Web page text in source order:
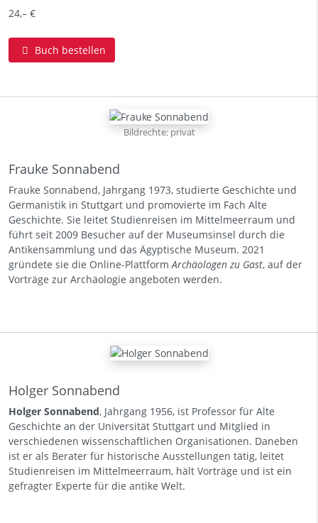
24,– €
Buch bestellen
Bildrechte: privat
Frauke Sonnabend
Frauke Sonnabend, Jahrgang 1973, studierte Geschichte und
Germanistik in Stuttgart und promovierte im Fach Alte
Geschichte. Sie leitet Studienreisen im Mittelmeerraum und
führt seit 2009 Besucher auf der Museumsinsel durch die
Antikensammlung und das Ägyptische Museum. 2021
gründete sie die Online-PlattformArchäologen zu Gast, auf der
Vorträge zur Archäologie angeboten werden.
Holger Sonnabend
Holger Sonnabend, Jahrgang 1956, ist Professor für Alte
Geschichte an der Universität Stuttgart und Mitglied in
verschiedenen wissenschaftlichen Organisationen. Daneben
ist er als Berater für historische Ausstellungen tätig, leitet
Studienreisen im Mittelmeerraum, hält Vorträge und ist ein
gefragter Experte für die antike Welt.